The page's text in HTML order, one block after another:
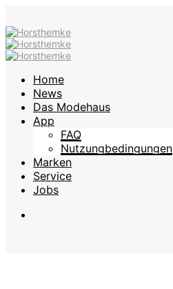
Home
News
Das Modehaus
App
FAQ
Nutzungbedingungen
Marken
Service
Jobs